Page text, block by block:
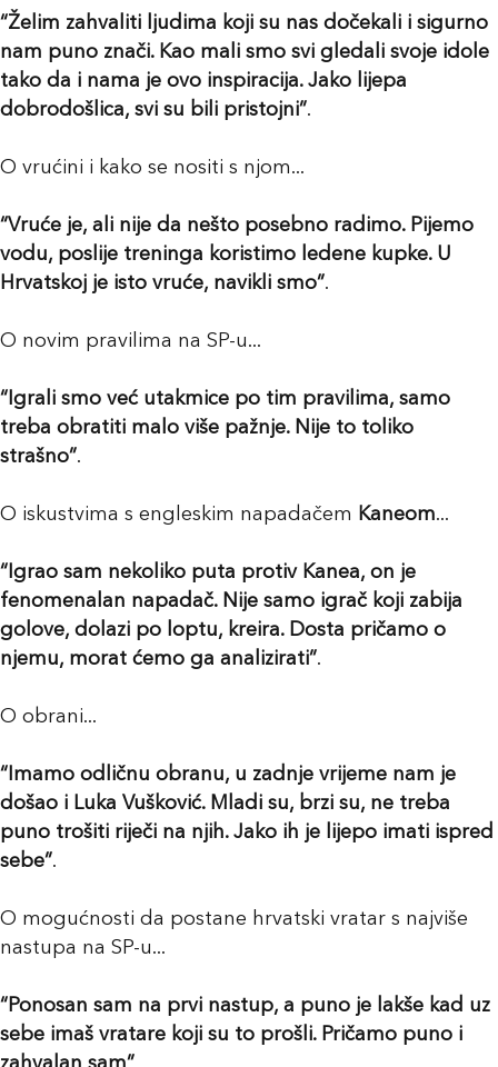
“Želim zahvaliti ljudima koji su nas dočekali i sigurno
nam puno znači. Kao mali smo svi gledali svoje idole
tako da i nama je ovo inspiracija. Jako lijepa
dobrodošlica, svi su bili pristojni”.
O vrućini i kako se nositi s njom...
“Vruće je, ali nije da nešto posebno radimo. Pijemo
vodu, poslije treninga koristimo ledene kupke. U
Hrvatskoj je isto vruće, navikli smo”.
O novim pravilima na SP-u...
“Igrali smo već utakmice po tim pravilima, samo
treba obratiti malo više pažnje. Nije to toliko
strašno”.
O iskustvima s engleskim napadačem Kaneom...
“Igrao sam nekoliko puta protiv Kanea, on je
fenomenalan napadač. Nije samo igrač koji zabija
golove, dolazi po loptu, kreira. Dosta pričamo o
njemu, morat ćemo ga analizirati”.
O obrani...
“Imamo odličnu obranu, u zadnje vrijeme nam je
došao i Luka Vušković. Mladi su, brzi su, ne treba
puno trošiti riječi na njih. Jako ih je lijepo imati ispred
sebe”.
O mogućnosti da postane hrvatski vratar s najviše
nastupa na SP-u...
“Ponosan sam na prvi nastup, a puno je lakše kad uz
sebe imaš vratare koji su to prošli. Pričamo puno i